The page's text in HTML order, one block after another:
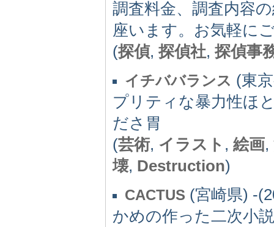
調査料金、調査内容
座います。お気軽に
(探偵, 探偵社, 探偵事
イチババランス (東
プリティな暴力性ほ
ださ胃
(芸術, イラスト , 絵画,
壊, Destruction)
CACTUS (宮崎県) -
かめの作った二次小